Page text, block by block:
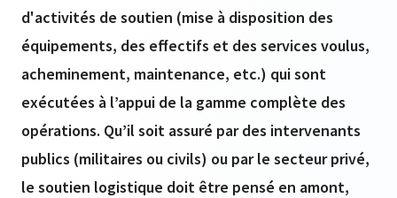
d'activités de soutien (mise à disposition des
équipements, des effectifs et des services voulus,
acheminement, maintenance, etc.) qui sont
exécutées à l’appui de la gamme complète des
opérations. Qu’il soit assuré par des intervenants
publics (militaires ou civils) ou par le secteur privé,
le soutien logistique doit être pensé en amont,